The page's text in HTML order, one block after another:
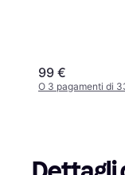
99 €
O 3 pagamenti di